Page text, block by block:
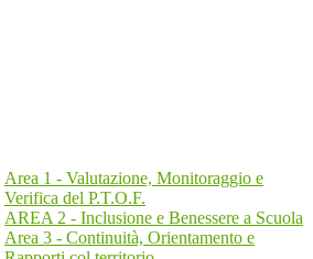
Area 1 - Valutazione, Monitoraggio e
Verifica del P.T.O.F.
AREA 2 - Inclusione e Benessere a Scuola
Area 3 - Continuità, Orientamento e